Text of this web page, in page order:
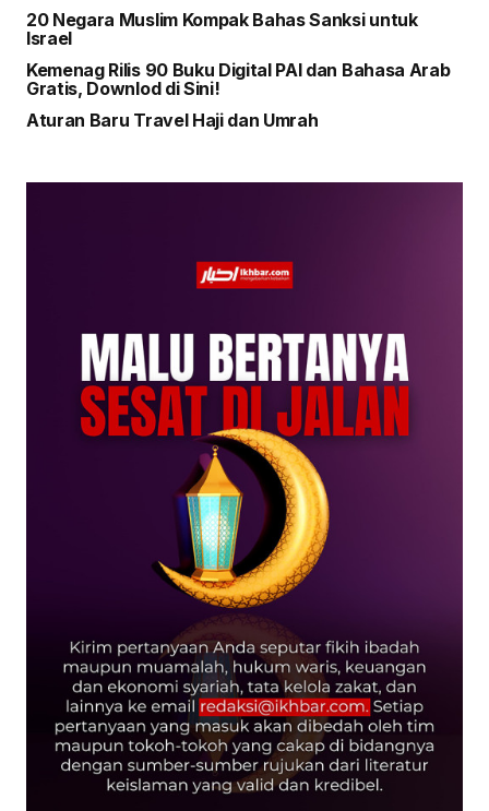
20 Negara Muslim Kompak Bahas Sanksi untuk
Israel
Kemenag Rilis 90 Buku Digital PAI dan Bahasa Arab
Gratis, Downlod di Sini!
Aturan Baru Travel Haji dan Umrah